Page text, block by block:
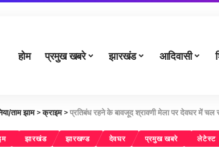
होम प्रमुख खबरे झारखंड आदिवासी
ताम झाम>क्राइम>प्रतिबंध रहने के बावजूद श्रावणी मेला पर देवघर में चल
झारखंड झारखण्ड देवघर प्रमुख खबरे लेटेस्ट